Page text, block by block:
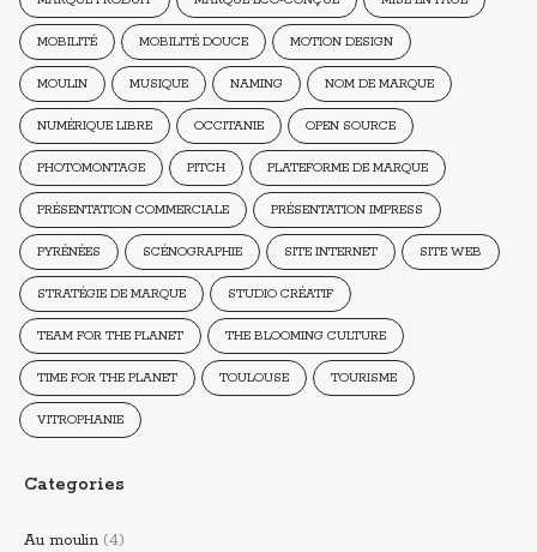
MOBILITÉ MOBILITÉ DOUCE MOTION DESIGN
MOULIN MUSIQUE NAMING NOM DE MARQUE
NUMÉRIQUE LIBRE OCCITANIE OPEN SOURCE
PHOTOMONTAGE PITCH PLATEFORME DE MARQUE
PRÉSENTATION COMMERCIALE PRÉSENTATION IMPRESS
PYRÉNÉES SCÉNOGRAPHIE SITE INTERNET SITE WEB
STRATÉGIE DE MARQUE STUDIO CRÉATIF
TEAM FOR THE PLANET THE BLOOMING CULTURE
TIME FOR THE PLANET TOULOUSE TOURISME
VITROPHANIE
Categories
Au moulin (4)